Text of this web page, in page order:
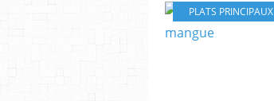
PLATS PRINCIPAUX